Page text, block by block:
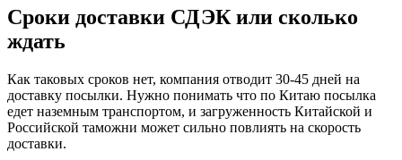
Транспортной
Старый
Оскол
•
Восстановление
Сроки доставки СДЭК или сколько
ждать
Как таковых сроков нет, компания отводит 30-45 дней на
доставку посылки. Нужно понимать что по Китаю посылка
едет наземным транспортом, и загруженность Китайской и
Российской таможни может сильно повлиять на скорость
доставки.